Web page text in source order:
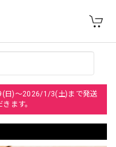
日)～2026/1/3(土)まで発送
ます。